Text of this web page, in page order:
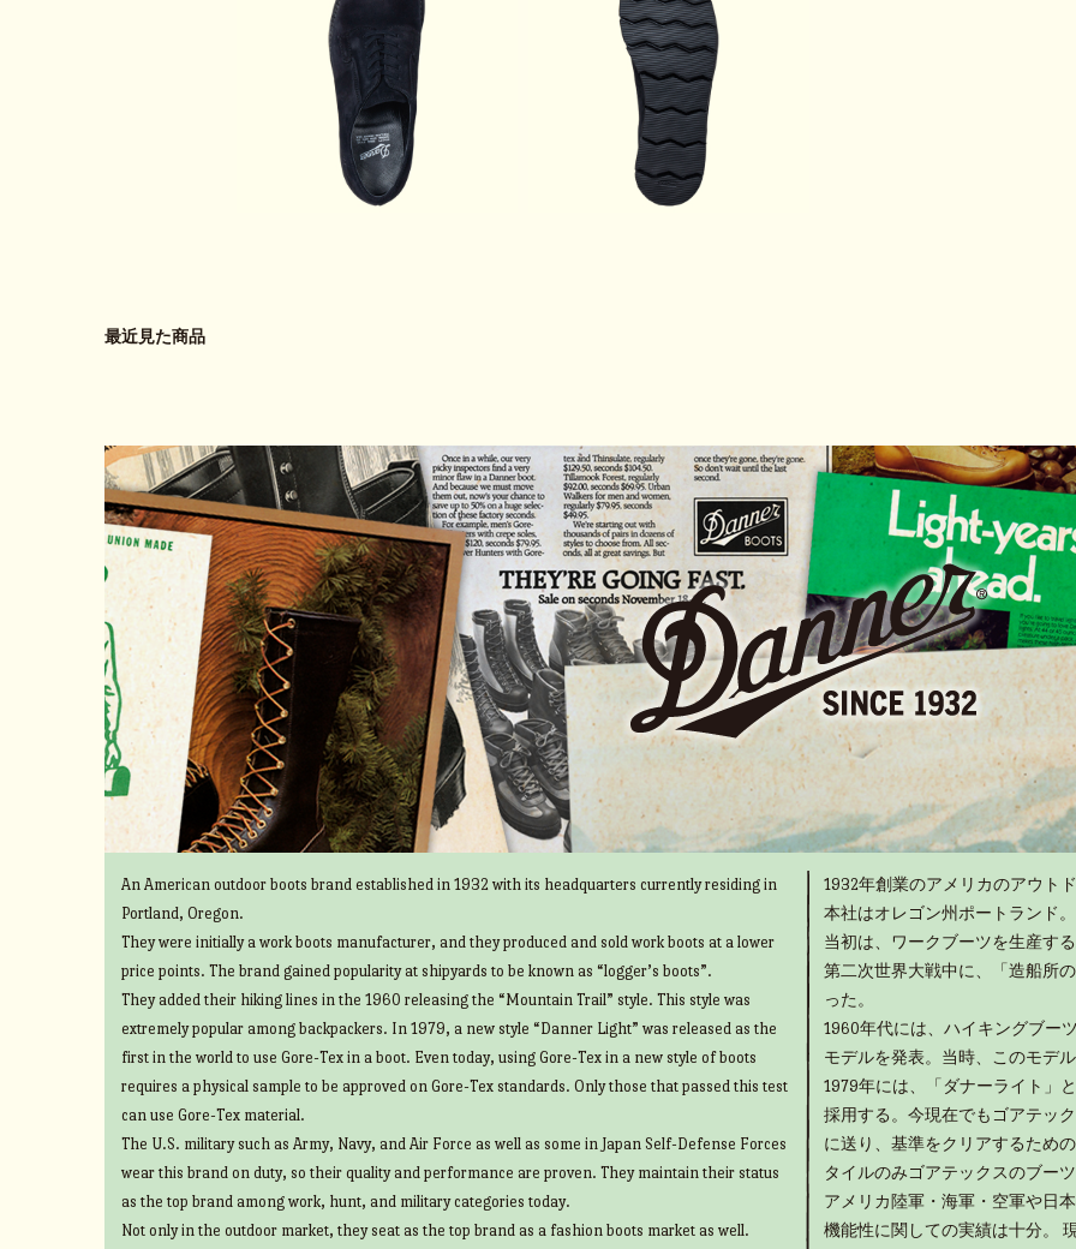
最近見た商品
An American outdoor boots brand established in 1932 with its headquarters currently residing in
Portland, Oregon.
They were initially a work boots manufacturer, and they produced and sold work boots at a lower
price points. The brand gained popularity at shipyards to be known as “logger’s boots”.
They added their hiking lines in the 1960 releasing the “Mountain Trail” style. This style was
extremely popular among backpackers. In 1979, a new style “Danner Light” was released as the
first in the world to use Gore-Tex in a boot. Even today, using Gore-Tex in a new style of boots
requires a physical sample to be approved on Gore-Tex standards. Only those that passed this test
can use Gore-Tex material.
The U.S. military such as Army, Navy, and Air Force as well as some in Japan Self-Defense Forces
wear this brand on duty, so their quality and performance are proven. They maintain their status
as the top brand among work, hunt, and military categories today.
Not only in the outdoor market, they seat as the top brand as a fashion boots market as well.
1932年創業のアメリカのアウト
本社はオレゴン州ポートランド。
当初は、ワークブーツを生産す
第二次世界大戦中に、「造船所
った。
1960年代には、ハイキングブー
モデルを発表。当時、このモデ
1979年には、「ダナーライト」
採用する。今現在でもゴアテッ
に送り、基準をクリアするため
タイルのみゴアテックスのブーツ
アメリカ陸軍・海軍・空軍や日
機能性に関しての実績は十分。